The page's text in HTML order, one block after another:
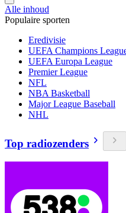
Alle inhoud
Populaire sporten
Eredivisie
UEFA Champions
UEFA Europa League
Premier League
NFL
NBA Basketball
Major League Baseball
NHL
Top radiozenders